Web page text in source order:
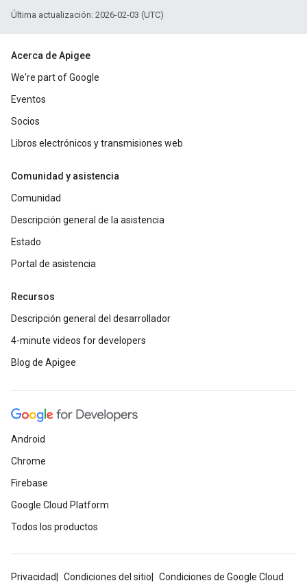
Última actualización: 2026-02-03 (UTC)
Acerca de Apigee
We're part of Google
Eventos
Socios
Libros electrónicos y transmisiones web
Comunidad y asistencia
Comunidad
Descripción general de la asistencia
Estado
Portal de asistencia
Recursos
Descripción general del desarrollador
4-minute videos for developers
Blog de Apigee
Android
Chrome
Firebase
Google Cloud Platform
Todos los productos
Privacidad Condiciones del sitio Condiciones de Google Cloud